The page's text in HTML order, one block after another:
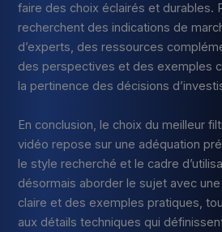
faire des choix éclairés et durables.
recherchent des indications de
d’experts, des ressources
des perspectives et des exemples
la pertinence des décisions
En conclusion, le choix du meilleur
vidéo repose sur une adéquation
le style recherché et le cadre
désormais aborder le sujet avec une
claire et des exemples pratiques,
aux détails techniques qui